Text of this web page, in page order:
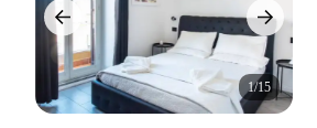
1/15